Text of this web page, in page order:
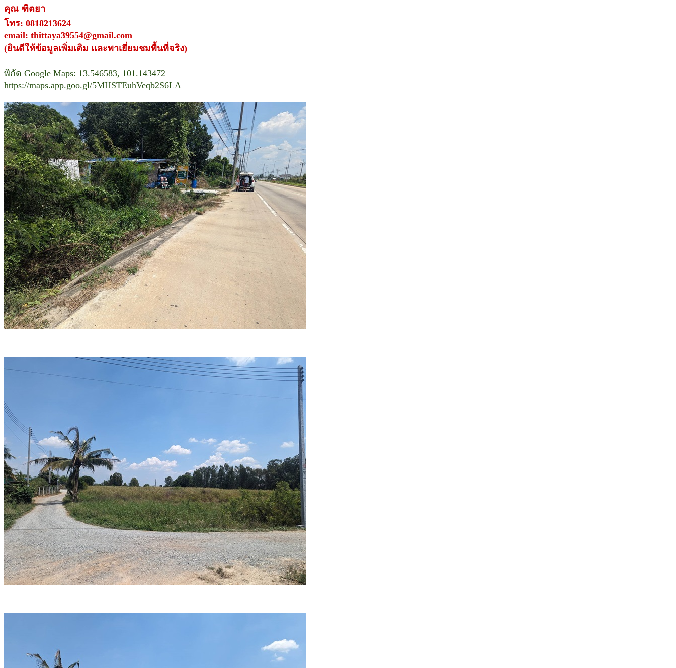
คุณ ฑิตยา
โทร: 0818213624
email: thittaya39554@gmail.com
(ยินดีให้ข้อมูลเพิ่มเติม และพาเยี่ยมชมพื้นที่จริง)
พิกัด Google Maps: 13.546583, 101.143472
https://maps.app.goo.gl/5MHSTEuhVeqb2S6LA